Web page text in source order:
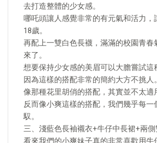
去打造整體的少女感。
哪吒頭讓人感覺非常的有元氣和活力，
18歲。
再配上一雙白色長襪，滿滿的校園青春
來了。
想要保持少女感的美眉可以大膽嘗試這
因為這樣的搭配非常的簡約大方不挑人。
像那種花里胡俏的搭配，其實並不太適
反而像小爽這樣的搭配，我們幾乎每一
馭。
三、淺藍色長袖襯衣+牛仔中長裙+兩側
看來我們的小爽妹子真的非常喜歡用牛